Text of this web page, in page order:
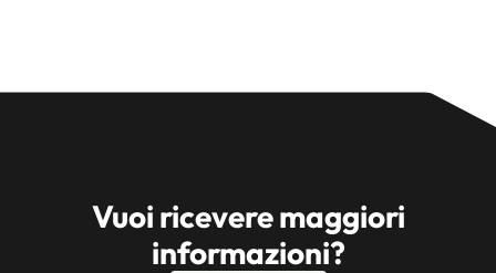
Vuoi ricevere maggiori
informazioni?